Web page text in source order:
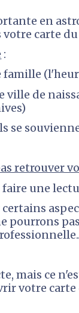
en
carte du
:
famille
ville de
se
retrouver
une
pourrons
mais ce
votre carte